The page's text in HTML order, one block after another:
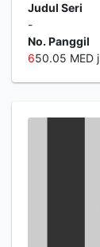
Judul Seri
-
No. Panggil
650.05 MED j